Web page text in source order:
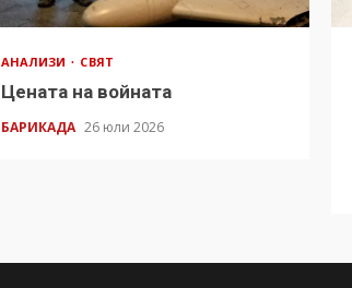
АНАЛИЗИ СВЯТ
Цената на войната
БАРИКАДА 26 юли 2026